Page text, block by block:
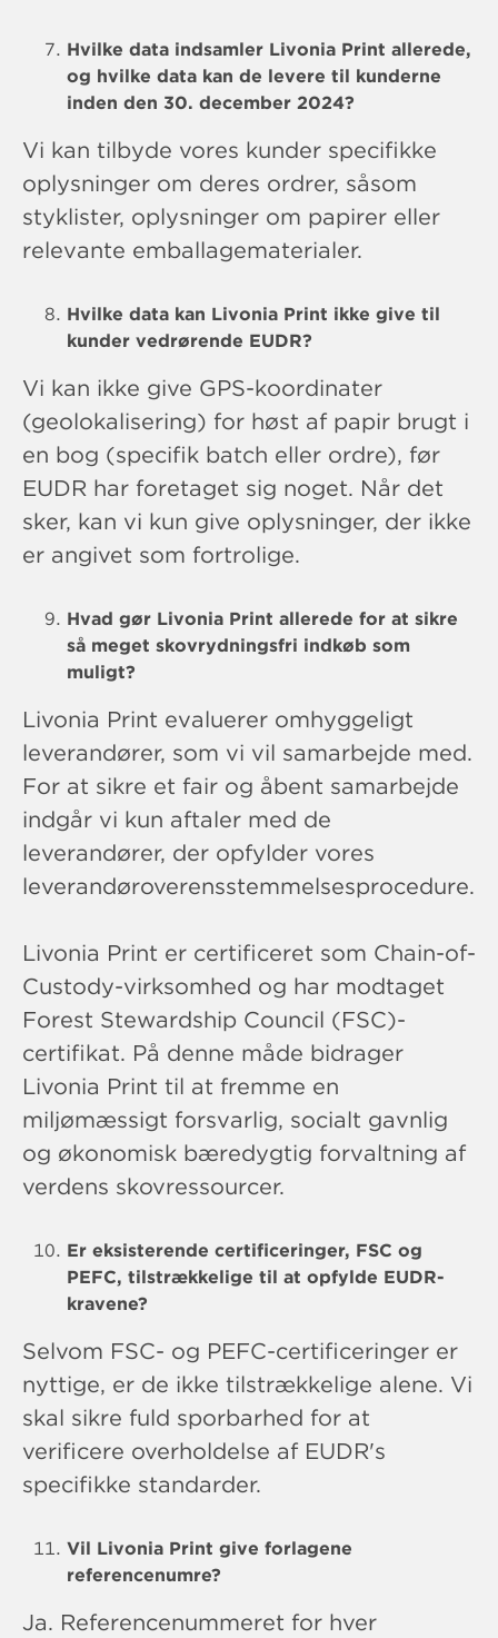
Hvilke data indsamler Livonia Print allerede,
og hvilke data kan de levere til kunderne
inden den 30. december 2024?
Vi kan tilbyde vores kunder specifikke
oplysninger om deres ordrer, såsom
styklister, oplysninger om papirer eller
relevante emballagematerialer.
Hvilke data kan Livonia Print ikke give til
kunder vedrørende EUDR?
Vi kan ikke give GPS-koordinater
(geolokalisering) for høst af papir brugt i
en bog (specifik batch eller ordre), før
EUDR har foretaget sig noget. Når det
sker, kan vi kun give oplysninger, der ikke
er angivet som fortrolige.
Hvad gør Livonia Print allerede for at sikre
så meget skovrydningsfri indkøb som
muligt?
Livonia Print evaluerer omhyggeligt
leverandører, som vi vil samarbejde med.
For at sikre et fair og åbent samarbejde
indgår vi kun aftaler med de
leverandører, der opfylder vores
leverandøroverensstemmelsesprocedure.
Livonia Print er certificeret som Chain-of-
Custody-virksomhed og har modtaget
Forest Stewardship Council (FSC)-
certifikat. På denne måde bidrager
Livonia Print til at fremme en
miljømæssigt forsvarlig, socialt gavnlig
og økonomisk bæredygtig forvaltning af
verdens skovressourcer.
Er eksisterende certificeringer, FSC og
PEFC, tilstrækkelige til at opfylde EUDR-
kravene?
Selvom FSC- og PEFC-certificeringer er
nyttige, er de ikke tilstrækkelige alene. Vi
skal sikre fuld sporbarhed for at
verificere overholdelse af EUDR's
specifikke standarder.
Vil Livonia Print give forlagene
referencenumre?
Ja. Referencenummeret for hver